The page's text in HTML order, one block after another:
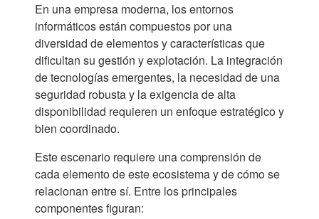
En una empresa moderna, los entornos
informáticos están compuestos por una
diversidad de elementos y características que
dificultan su gestión y explotación. La integración
de tecnologías emergentes, la necesidad de una
seguridad robusta y la exigencia de alta
disponibilidad requieren un enfoque estratégico y
bien coordinado.
Este escenario requiere una comprensión de
cada elemento de este ecosistema y de cómo se
relacionan entre sí. Entre los principales
componentes figuran: